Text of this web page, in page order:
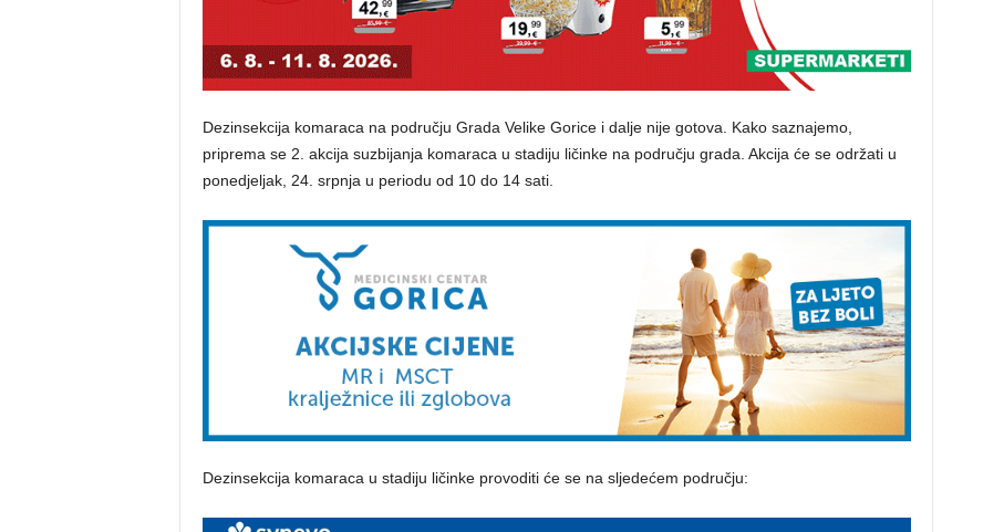
Dezinsekcija komaraca na području Grada Velike Gorice i dalje nije gotova. Kako saznajemo,
priprema se 2. akcija suzbijanja komaraca u stadiju ličinke na području grada. Akcija će se održati u
ponedjeljak, 24. srpnja u periodu od 10 do 14 sati.
Dezinsekcija komaraca u stadiju ličinke provoditi će se na sljedećem području: